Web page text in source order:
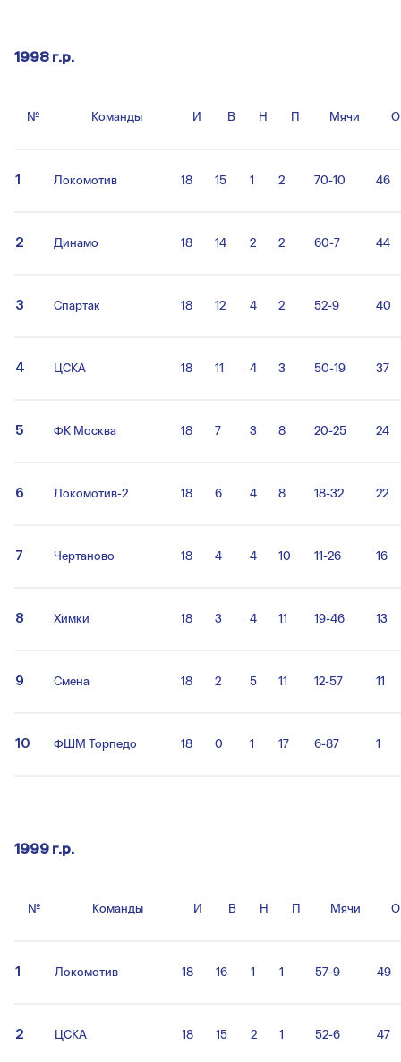
1998 г.р.
№ Команды И В Н П Мячи О
1 Локомотив 18 15 1 2 70-10 46
2 Динамо 18 14 2 2 60-7 44
3 Спартак 18 12 4 2 52-9 40
4 ЦСКА 18 11 4 3 50-19 37
5 ФК Москва 18 7 3 8 20-25 24
6 Локомотив-2 18 6 4 8 18-32 22
7 Чертаново 18 4 4 10 11-26 16
8 Химки 18 3 4 11 19-46 13
9 Смена 18 2 5 11 12-57 11
10 ФШМ Торпедо 18 0 1 17 6-87 1
1999 г.р.
№ Команды И В Н П Мячи О
1 Локомотив 18 16 1 1 57-9 49
2 ЦСКА 18 15 2 1 52-6 47